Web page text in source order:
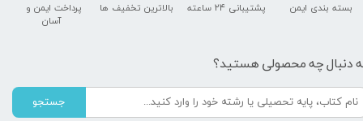
پشتیبانی ۲۴ ساعته
پرداخت ایمن و ​​​​​​​
آسان
بسته بندی ایمن بالاترین تخفیف ها
دنبال چه محصولی هستید؟
جستجو